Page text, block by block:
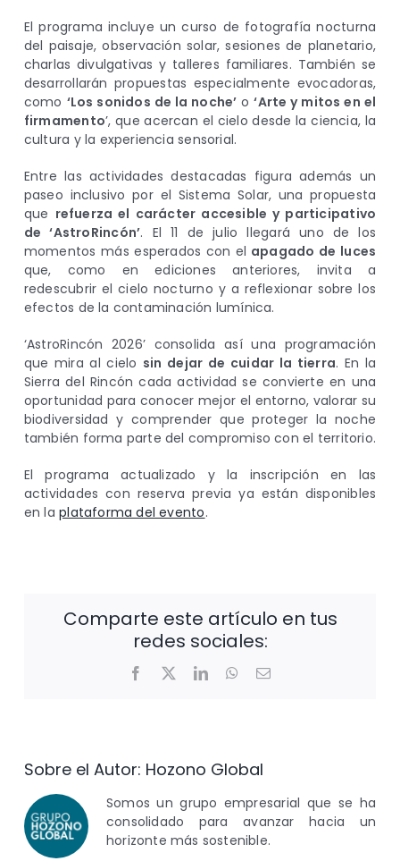
El programa incluye un curso de fotografía nocturna
del paisaje, observación solar, sesiones de planetario,
charlas divulgativas y talleres familiares. También se
desarrollarán propuestas especialmente evocadoras,
como ‘Los sonidos de la noche’ o‘Arte y mitos en el
firmamento’, que acercan el cielo desde la ciencia, la
cultura y la experiencia sensorial.
Entre las actividades destacadas figura además un
paseo inclusivo por el Sistema Solar, una propuesta
que refuerza el carácter accesible y participativo
de ‘AstroRincón’. El 11 de julio llegará uno de los
momentos más esperados con el apagado de luces
que, como en ediciones anteriores, invita a
redescubrir el cielo nocturno y a reflexionar sobre los
efectos de la contaminación lumínica.
‘AstroRincón 2026’ consolida así una programación
que mira al cielo sin dejar de cuidar la tierra. En la
Sierra del Rincón cada actividad se convierte en una
oportunidad para conocer mejor el entorno, valorar su
biodiversidad y comprender que proteger la noche
también forma parte del compromiso con el territorio.
El programa actualizado y la inscripción en las
actividades con reserva previa ya están disponibles
en laplataforma del evento.
Comparte este artículo en tus
redes sociales:
Facebook
X LinkedInWhatsApp
Correo
Sobre el Autor: Hozono Global
Somos un grupo empresarial que se ha
consolidado para avanzar hacia un
horizonte más sostenible.